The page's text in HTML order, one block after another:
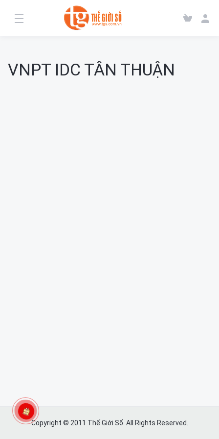
VNPT IDC TÂN THUẬN
Copyright © 2011 Thế Giới Số. All Rights Reserved.